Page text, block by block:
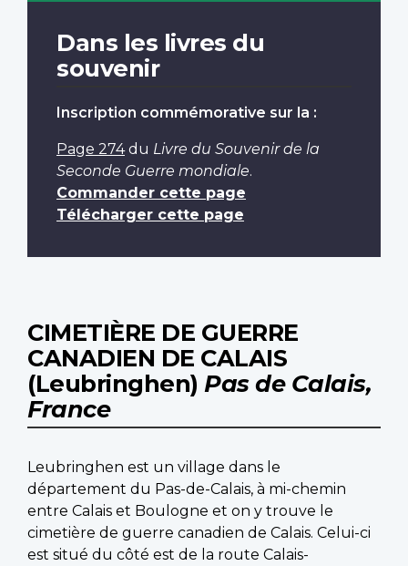
Dans les livres du
souvenir
Inscription commémorative sur la :
Page 274du Livre du Souvenir de la
Seconde Guerre mondiale.
Commander cette page
Télécharger cette page
CIMETIÈRE DE GUERRE
CANADIEN DE CALAIS
(Leubringhen) Pas de Calais,
France
Leubringhen est un village dans le
département du Pas-de-Calais, à mi-chemin
entre Calais et Boulogne et on y trouve le
cimetière de guerre canadien de Calais. Celui-ci
est situé du côté est de la route Calais-